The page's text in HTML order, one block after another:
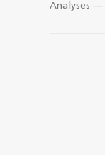
Analyses —